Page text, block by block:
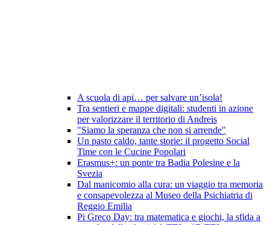
A scuola di api… per salvare un’isola!
Tra sentieri e mappe digitali: studenti in azione
per valorizzare il territorio di Andreis
"Siamo la speranza che non si arrende"
Un pasto caldo, tante storie: il progetto Social
Time con le Cucine Popolari
Erasmus+: un ponte tra Badia Polesine e la
Svezia
Dal manicomio alla cura: un viaggio tra memoria
e consapevolezza al Museo della Psichiatria di
Reggio Emilia
Pi Greco Day: tra matematica e giochi, la sfida a